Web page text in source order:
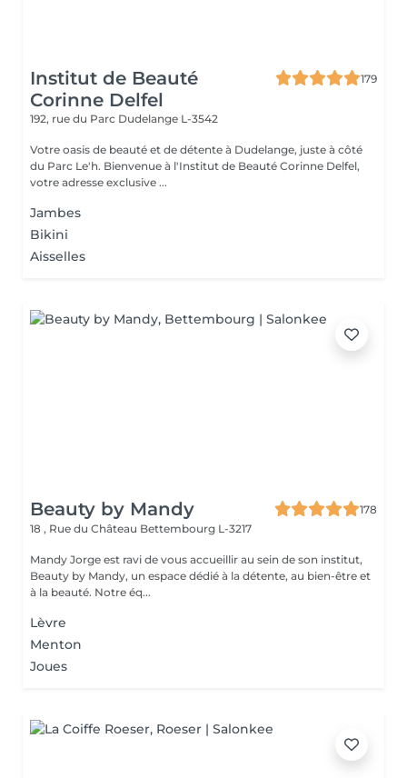
Institut de Beauté
Corinne Delfel
179
192, rue du Parc Dudelange L-3542
Votre oasis de beauté et de détente à Dudelange, juste à côté
du Parc Le'h. Bienvenue à l'Institut de Beauté Corinne Delfel,
votre adresse exclusive ...
Jambes
Bikini
Aisselles
Beauty by Mandy
178
18 , Rue du Château Bettembourg L-3217
Mandy Jorge est ravi de vous accueillir au sein de son institut,
Beauty by Mandy, un espace dédié à la détente, au bien-être et
à la beauté. Notre éq...
Lèvre
Menton
Joues